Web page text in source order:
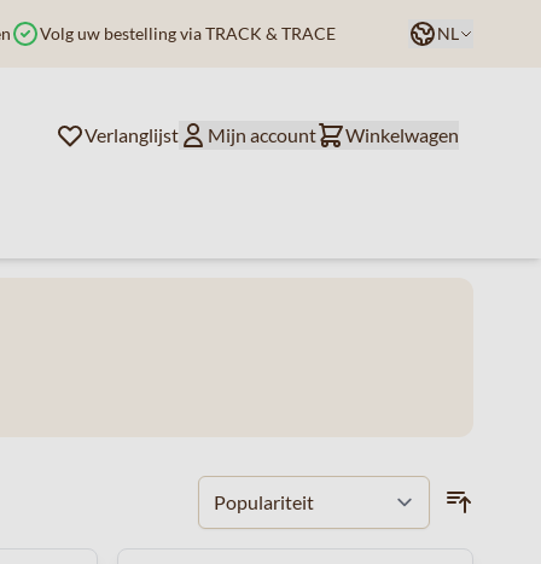
Volg uw bestelling via TRACK & TRACE TaalNL
Verlanglijst Mijn account Winkelwagen